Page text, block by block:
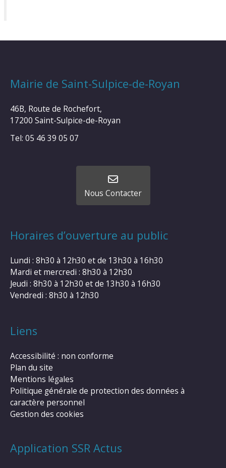
Mairie de Saint-Sulpice-de-Royan
46B, Route de Rochefort,
17200 Saint-Sulpice-de-Royan
Tel: 05 46 39 05 07
Nous Contacter
Horaires d’ouverture au public
Lundi : 8h30 à 12h30 et de 13h30 à 16h30
Mardi et mercredi : 8h30 à 12h30
Jeudi : 8h30 à 12h30 et de 13h30 à 16h30
Vendredi : 8h30 à 12h30
Liens
Accessibilité : non conforme
Plan du site
Mentions légales
Politique générale de protection des données à
caractère personnel
Gestion des cookies
Application SSR Actus